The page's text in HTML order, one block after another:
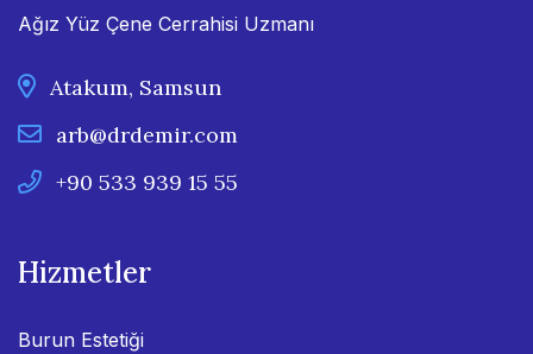
Ağız Yüz Çene Cerrahisi Uzmanı
Atakum, Samsun
arb@drdemir.com
+90 533 939 15 55
Hizmetler
Burun Estetiği